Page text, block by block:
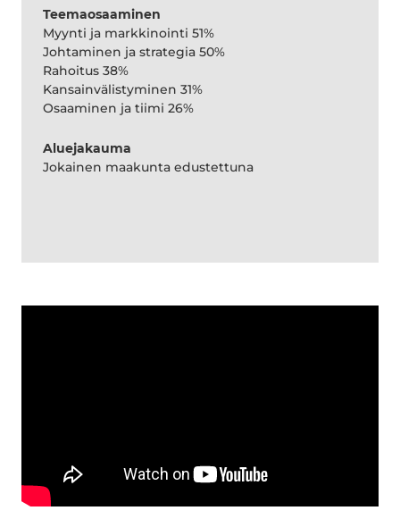
Teemaosaaminen
Myynti ja markkinointi 51%
Johtaminen ja strategia 50%
Rahoitus 38%
Kansainvälistyminen 31%
Osaaminen ja tiimi 26%
Aluejakauma
Jokainen maakunta edustettuna